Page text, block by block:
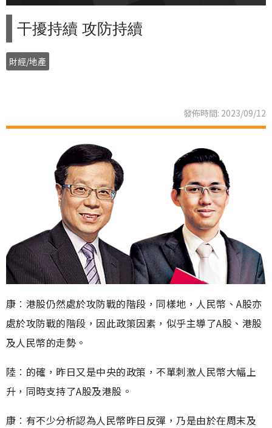
干擾持續 攻防持續
財經/地產
發佈時間: 2023/09/12
康︰港股仍然處於攻防戰的階段，同樣地，人民幣、A股亦
處於攻防戰的階段，因此政策因素，似乎主導了A股、港股
及人民幣的走勢。
陸︰的確，昨日又是中央的政策，不單刺激人民幣大幅上
升，同時支持了A股及港股。
康︰有不少分析認為人民幣昨日反彈，乃是由於在周末及